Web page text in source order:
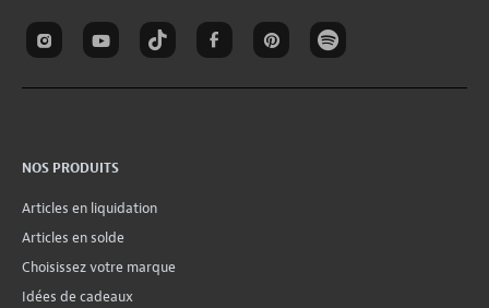
NOS PRODUITS
Articles en liquidation
Articles en solde
Choisissez votre marque
Idées de cadeaux